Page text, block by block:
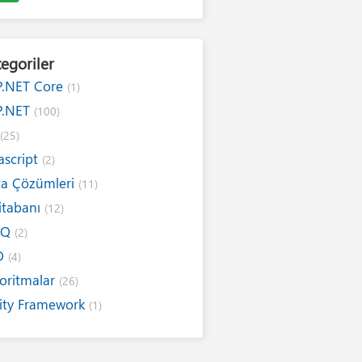
Core (1)
(100)
(25)
(2)
Çözümleri (11)
(12)
(2)
(4)
(26)
Framework (1)